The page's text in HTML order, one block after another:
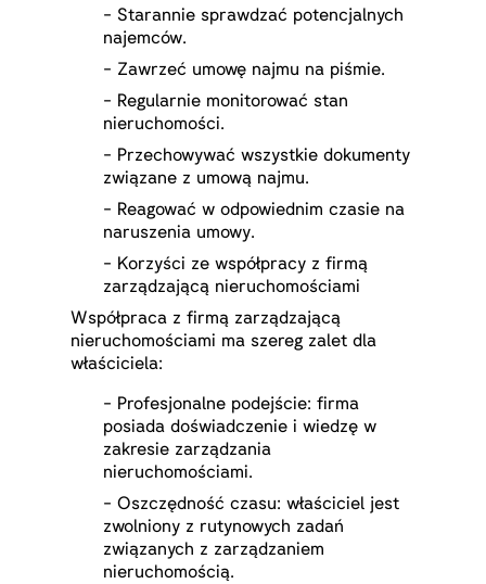
- Starannie sprawdzać potencjalnych
najemców.
- Zawrzeć umowę najmu na piśmie.
- Regularnie monitorować stan
nieruchomości.
- Przechowywać wszystkie dokumenty
związane z umową najmu.
- Reagować w odpowiednim czasie na
naruszenia umowy.
- Korzyści ze współpracy z firmą
zarządzającą nieruchomościami
Współpraca z firmą zarządzającą
nieruchomościami ma szereg zalet dla
właściciela:
- Profesjonalne podejście: firma
posiada doświadczenie i wiedzę w
zakresie zarządzania
nieruchomościami.
- Oszczędność czasu: właściciel jest
zwolniony z rutynowych zadań
związanych z zarządzaniem
nieruchomością.